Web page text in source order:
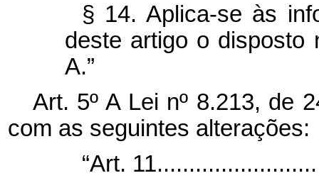
§ 14. Aplica-se às
deste artigo o disposto
A.”
Art. 5º A Lei nº 8.213, de
com as seguintes alterações:
“Art.